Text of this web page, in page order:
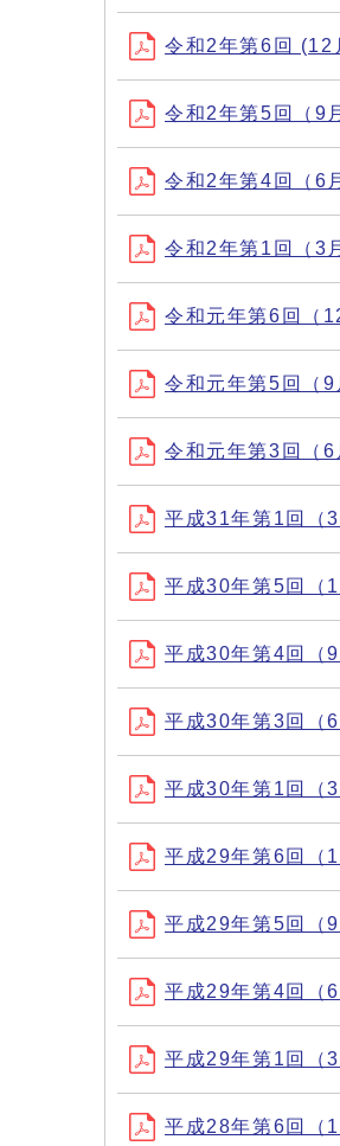
令和2年第6回
令和2年第5回（9
令和2年第4回（6
令和2年第1回（3
令和元年第6回（
令和元年第5回（
令和元年第3回（
平成31年第1回（
平成30年第5回（
平成30年第4回（
平成30年第3回（
平成30年第1回（
平成29年第6回（
平成29年第5回（
平成29年第4回（
平成29年第1回（
平成28年第6回（